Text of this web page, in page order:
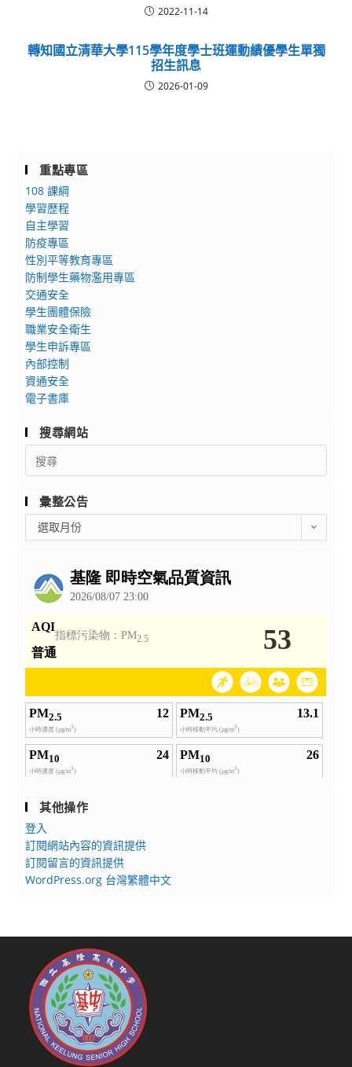
2022-11-14
轉知國立清華大學115學年度學士班運動績優學生單獨
招生訊息
2026-01-09
重點專區
108 課綱
學習歷程
自主學習
防疫專區
性別平等教育專區
防制學生藥物濫用專區
交通安全
學生團體保險
職業安全衛生
學生申訴專區
內部控制
資通安全
電子書庫
搜尋網站
Search
for:
彙整公告
整
選取月份
其他操作
登入
訂閱網站內容的資訊提供
訂閱留言的資訊提供
WordPress.org 台灣繁體中文